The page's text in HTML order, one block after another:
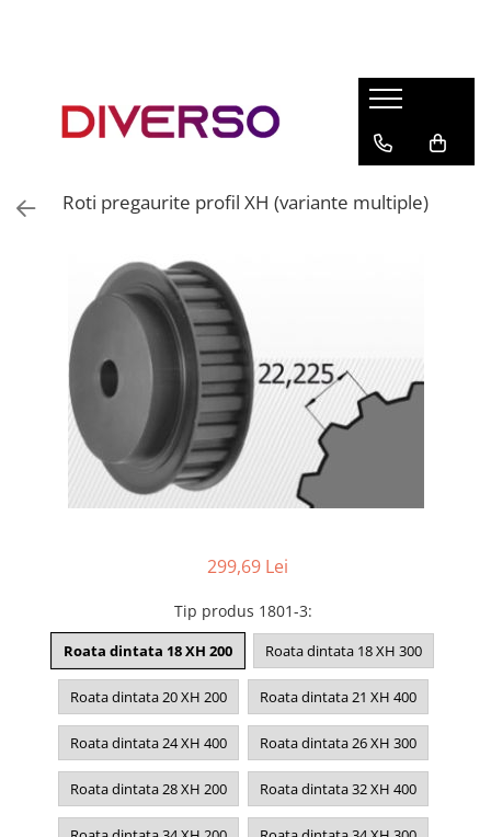
ASA
MULTIMATERIAL
Roti pregaurite profil XH (variante multiple)
299,69 Lei
Tip produs 1801-3:
Roata dintata 18 XH 200 Roata dintata 18 XH 300
Roata dintata 20 XH 200 Roata dintata 21 XH 400
Roata dintata 24 XH 400 Roata dintata 26 XH 300
Roata dintata 28 XH 200 Roata dintata 32 XH 400